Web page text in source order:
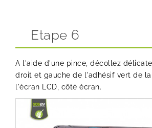
Etape 6
A l'aide d'une pince, décollez
droit et gauche de l'adhésif vert de
l'écran LCD, côté écran.